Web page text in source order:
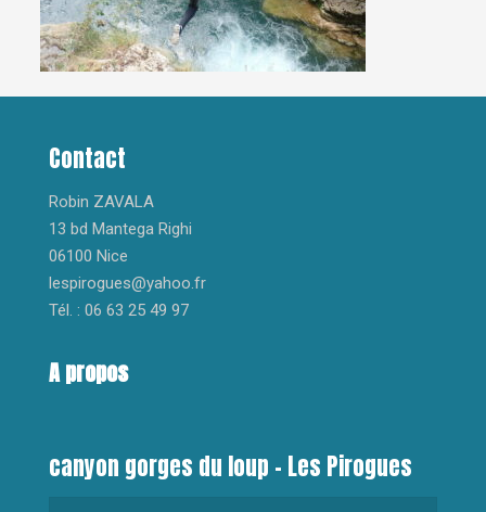
Contact
Robin ZAVALA
13 bd Mantega Righi
06100 Nice
lespirogues@yahoo.fr
Tél. : 06 63 25 49 97
A propos
canyon gorges du loup – Les Pirogues